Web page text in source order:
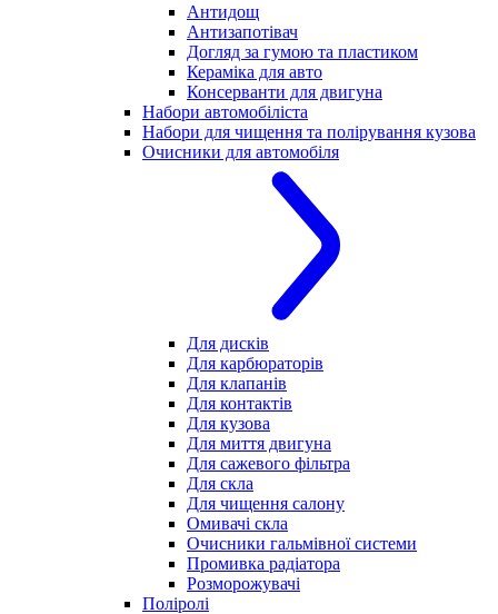
Антидощ
Антизапотівач
Догляд за гумою та пластиком
Кераміка для авто
Консерванти для двигуна
Набори автомобіліста
Набори для чищення та полірування кузова
Очисники для автомобіля
Для дисків
Для карбюраторів
Для клапанів
Для контактів
Для кузова
Для миття двигуна
Для сажевого фільтра
Для скла
Для чищення салону
Омивачі скла
Очисники гальмівної системи
Промивка радіатора
Розморожувачі
Поліролі